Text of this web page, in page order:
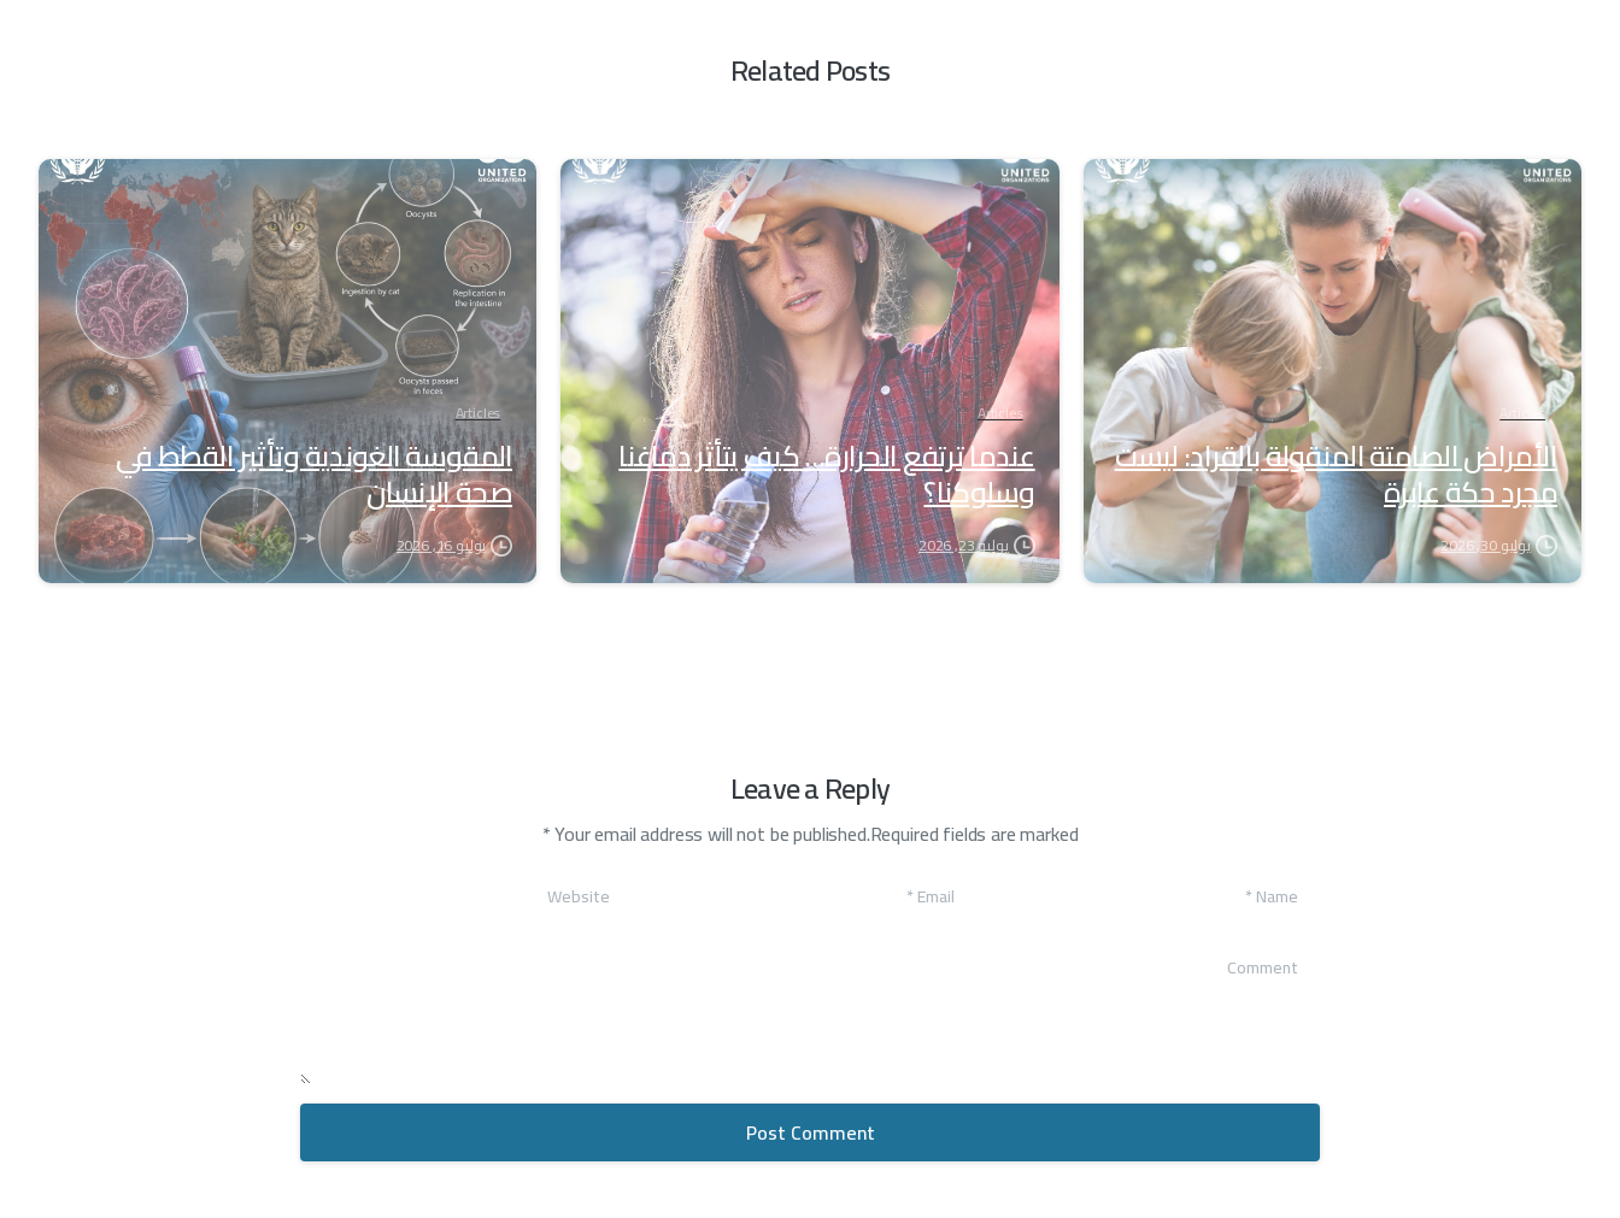
Related Posts
-
Articles
الأمراض الصامتة المنقولة بالقراد: ليست
مجرد حكة عابرة
يوليو 30, 2026
Articles
عندما ترتفع الحرارة… كيف يتأثر دماغنا
وسلوكنا؟
يوليو 23, 2026
Articles
المقوسة الغوندية وتأثير القطط في
صحة الإنسان
يوليو 16, 2026
Leave a Reply
Your email address will not be published.Required fields are marked *
Name
*
Email
*
Website
Comment